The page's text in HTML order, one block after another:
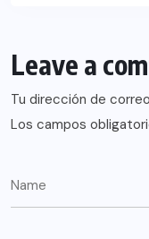
Leave a
Tu dirección de
Los campos